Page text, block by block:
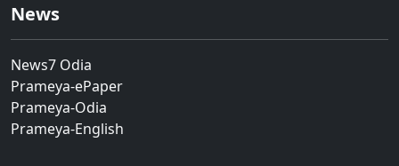
News
News7 Odia
Prameya-ePaper
Prameya-Odia
Prameya-English